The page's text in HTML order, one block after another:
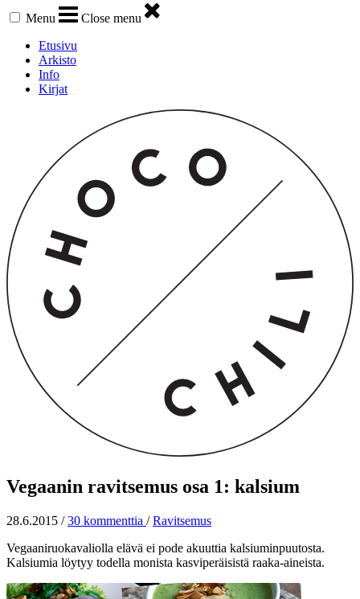
Menu
Close menu
Etusivu
Arkisto
Info
Kirjat
Vegaanin ravitsemus osa 1: kalsium
28.6.2015 / 30 kommenttia / Ravitsemus
Vegaaniruokavaliolla elävä ei pode akuuttia kalsiuminpuutosta.
Kalsiumia löytyy todella monista kasviperäisistä raaka-aineista.